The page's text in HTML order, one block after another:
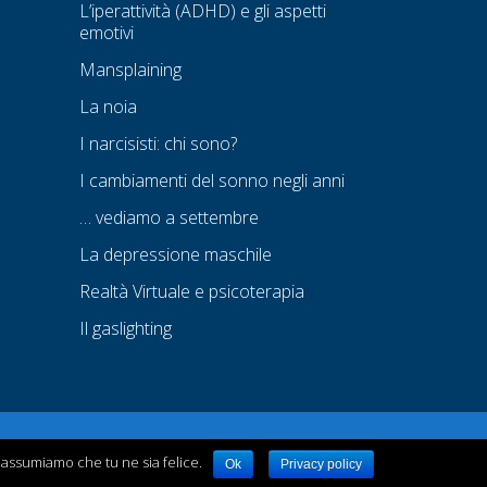
L’iperattività (ADHD) e gli aspetti
emotivi
Mansplaining
La noia
I narcisisti: chi sono?
I cambiamenti del sonno negli anni
… vediamo a settembre
La depressione maschile
Realtà Virtuale e psicoterapia
Il gaslighting
che tu ne sia felice. Ok Privacy policy